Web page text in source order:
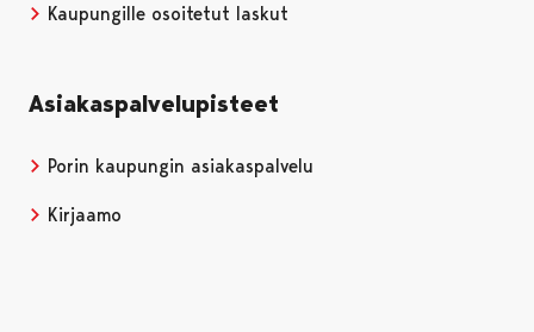
Kaupungille osoitetut laskut
Asiakaspalvelupisteet
Porin kaupungin asiakaspalvelu
Kirjaamo